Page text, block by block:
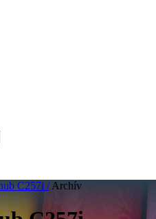
C257i /Archív